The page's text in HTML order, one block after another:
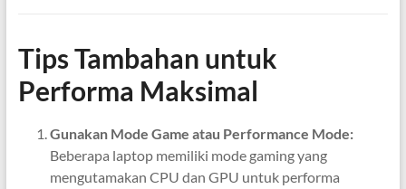
Tips Tambahan untuk
Performa Maksimal
Gunakan Mode Game atau Performance Mode:
Beberapa laptop memiliki mode gaming yang
mengutamakan CPU dan GPU untuk performa